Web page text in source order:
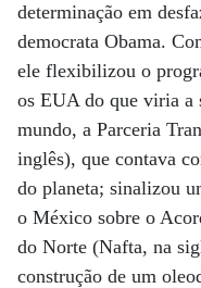
determinação em
democrata Obama.
ele flexibilizou o
os EUA do que viria a
mundo, a Parceria
inglês), que contava
do planeta; sinalizou
o México sobre o
do Norte (Nafta, na
construção de um